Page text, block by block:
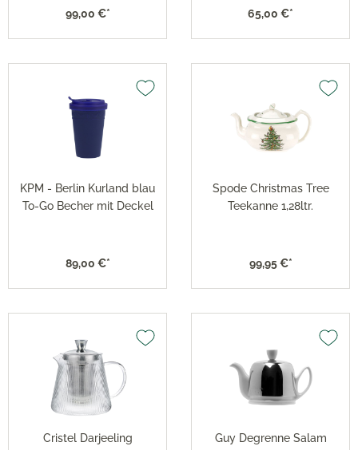
99,00 €* 65,00 €*
KPM - Berlin Kurland blau
To-Go Becher mit Deckel
89,00 €*
Spode Christmas Tree
Teekanne 1,28ltr.
99,95 €*
Cristel Darjeeling
Guy Degrenne Salam